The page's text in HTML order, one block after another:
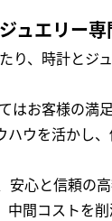
エリー専
り、時計とジ
はお客様の
ウを活かし
心と信頼の
間コストを